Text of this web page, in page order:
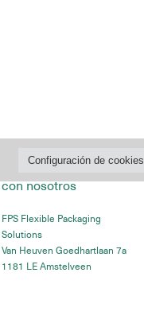
Póngase en contacto
con nosotros
FPS Flexible Packaging
Solutions
Van Heuven Goedhartlaan 7a
1181 LE Amstelveen
Configuración de cookies